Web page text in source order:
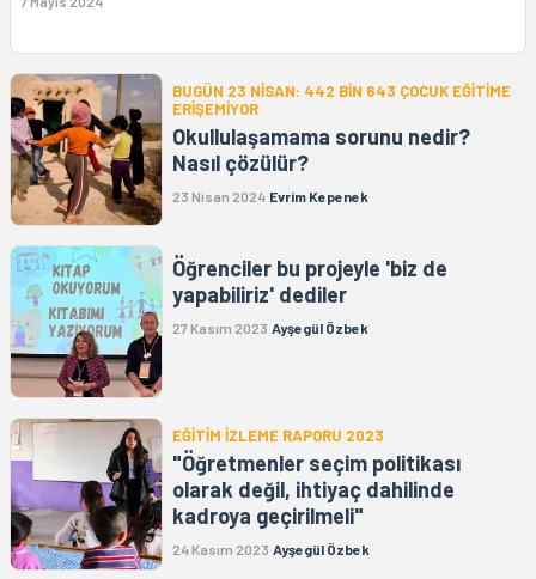
BUGÜN 23 NİSAN: 442 BİN 643 ÇOCUK EĞİTİME
ERİŞEMİYOR
Okullulaşamama sorunu nedir?
Nasıl çözülür?
23 Nisan 2024 Evrim Kepenek
Öğrenciler bu projeyle 'biz de
yapabiliriz' dediler
27 Kasım 2023 Ayşegül Özbek
EĞİTİM İZLEME RAPORU 2023
"Öğretmenler seçim politikası
olarak değil, ihtiyaç dahilinde
kadroya geçirilmeli"
24 Kasım 2023 Ayşegül Özbek